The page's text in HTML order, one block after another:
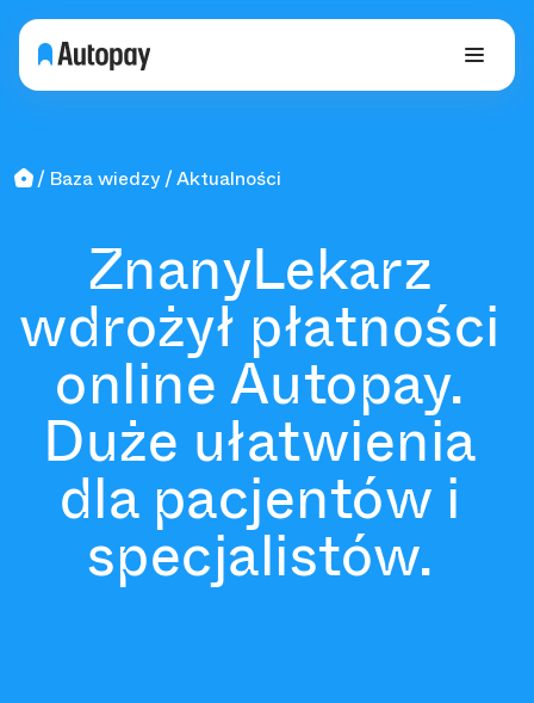
Baza wiedzy Aktualności
ZnanyLekarz
wdrożył płatności
online Autopay.
Duże ułatwienia
dla pacjentów i
specjalistów.